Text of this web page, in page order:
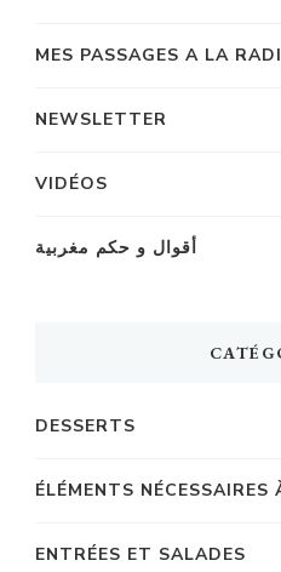
MES PASSAGES A LA
NEWSLETTER
VIDÉOS
أقوال و حكم مغربية
DESSERTS
ÉLÉMENTS NÉCESSAIRES
ENTRÉES ET SALADES